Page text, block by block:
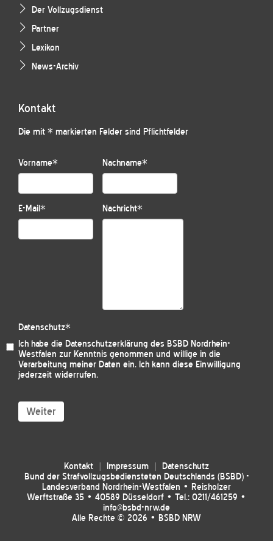
Der Vollzugsdienst
Partner
Lexikon
News-Archiv
Kontakt
Die mit * markierten Felder sind Pflichtfelder
Vorname* Nachname*
E-Mail* Nachricht*
Datenschutz*
Ich habe die Datenschutzerklärung des BSBD Nordrhein-
Westfalen zur Kenntnis genommen und willige in die
Verarbeitung meiner Daten ein. Ich kann diese Einwilligung
jederzeit widerrufen.
Weiter
Kontakt Impressum
Datenschutz
Bund der Strafvollzugsbediensteten Deutschlands (BSBD) -
Landesverband Nordrhein-Westfalen • Reisholzer
Werftstraße 35 • 40589 Düsseldorf • Tel.: 0211/461259 •
info@bsbd-nrw.de
Alle Rechte © 2026 • BSBD NRW